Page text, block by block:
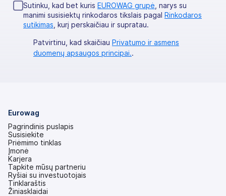
Sutinku, kad bet kuris EUROWAG grupė , narys su
manimi susisiektų rinkodaros tikslais pagal Rinkodaros
sutikimas , kurį perskaičiau ir supratau.
Patvirtinu, kad skaičiau Privatumo ir asmens
duomenų apsaugos principai..
Eurowag
Pagrindinis puslapis
Susisiekite
Priėmimo tinklas
Įmonė
Karjera
Tapkite mūsų partneriu
Ryšiai su investuotojais
(atsidaro
naujame
Tinklaraštis
Žiniasklaidai